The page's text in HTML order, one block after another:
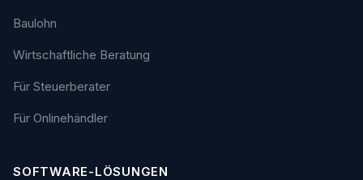
Baulohn
Wirtschaftliche Beratung
Für Steuerberater
Für Onlinehändler
SOFTWARE-LÖSUNGEN